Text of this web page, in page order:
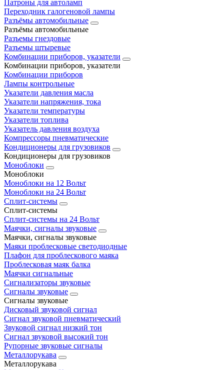
Патроны для автоламп
Переходник галогеновой лампы
Разъёмы автомобильные
Разъёмы автомобильные
Разъемы гнездовые
Разъемы штыревые
Комбинации приборов, указатели
Комбинации приборов, указатели
Комбинации приборов
Лампы контрольные
Указатели давления масла
Указатели напряжения, тока
Указатели температуры
Указатели топлива
Указатель давления воздуха
Компрессоры пневматические
Кондиционеры для грузовиков
Кондиционеры для грузовиков
Моноблоки
Моноблоки
Моноблоки на 12 Вольт
Моноблоки на 24 Вольт
Сплит-системы
Сплит-системы
Сплит‑системы на 24 Вольт
Маячки, сигналы звуковые
Маячки, сигналы звуковые
Маяки проблесковые светодиодные
Плафон для проблескового маяка
Проблесковая маяк балка
Маячки сигнальные
Сигнализаторы звуковые
Сигналы звуковые
Сигналы звуковые
Дисковый звуковой сигнал
Сигнал звуковой пневматический
Звуковой сигнал низкий тон
Сигнал звуковой высокий тон
Рупорные звуковые сигналы
Металлорукава
Металлорукава